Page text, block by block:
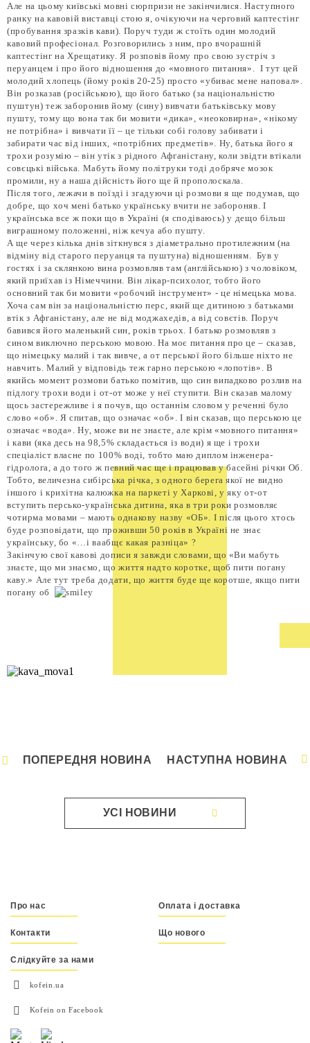
Але на цьому київські мовні сюрпризи не закінчилися. Наступного
ранку на кавовій виставці стою я, очікуючи на черговий каптестінг
(пробування зразків кави). Поруч туди ж стоїть один молодий
кавовий професіонал. Розговорились з ним, про вчорашній
каптестінг на Хрещатику. Я розповів йому про свою зустріч з
перуанцем і про його відношення до «мовного питання». І тут цей
молодий хлопець (йому років 20-25) просто «убиває мене наповал».
Він розказав (російською), що його батько (за національністю
пуштун) теж заборонив йому (сину) вивчати батьківську мову
пушту, тому що вона так би мовити «дика», «неоковирна», «нікому
не потрібна» і вивчати її – це тільки собі голову забивати і
забирати час від інших, «потрібних предметів». Ну, батька його я
трохи розумію – він утік з рідного Афганістану, коли звідти втікали
совєцькі війська. Мабуть йому політруки тоді добряче мозок
промили, ну а наша дійсність його ще й прополоскала.
Після того, лежачи в поїзді і згадуючи ці розмови я ще подумав, що
добре, що хоч мені батько українську вчити не забороняв. І
українська все ж поки що в Україні (я сподіваюсь) у дещо більш
виграшному положенні, ніж кечуа або пушту.
А ще через кілька днів зіткнувся з діаметрально протилежним (на
відміну від старого перуанця та пуштуна) відношенням. Був у
гостях і за склянкою вина розмовляв там (англійською) з чоловіком,
який приїхав із Німеччини. Він лікар-психолог, тобто його
основний так би мовити «робочий інструмент» - це німецька мова.
Хоча сам він за національністю перс, який ще дитиною з батьками
втік з Афганістану, але не від моджахедів, а від совєтів. Поруч
бавився його маленький син, років трьох. І батько розмовляв з
сином виключно перською мовою. На моє питання про це – сказав,
що німецьку малий і так вивче, а от перської його більше ніхто не
навчить. Малий у відповідь теж гарно перською «лопотів». В
якийсь момент розмови батько помітив, що син випадково розлив на
підлогу трохи води і от-от може у неї ступити. Він сказав малому
щось застережливе і я почув, що останнім словом у реченні було
слово «об». Я спитав, що означає «об». І він сказав, що перською це
означає «вода». Ну, може ви не знаєте, але крім «мовного питання»
і кави (яка десь на 98,5% складається із води) я ще і трохи
спеціаліст власне по 100% воді, тобто маю диплом інженера-
гідролога, а до того ж певний час ще і працював у басейні річки Об.
Тобто, величезна сибірська річка, з одного берега якої не видно
іншого і крихітна калюжка на паркеті у Харкові, у яку от-от
вступить персько-українська дитина, яка в три роки розмовляє
чотирма мовами – мають однакову назву «ОБ». І після цього хтось
буде розповідати, що проживши 50 років в Україні не знає
українську, бо «…і ваабщє какая разніца» ?
Закінчую свої кавові дописи я завжди словами, що «Ви мабуть
знаєте, що ми знаємо, що життя надто коротке, щоб пити погану
каву.» Але тут треба додати, що життя буде ще коротше, якщо пити
погану об
ПОПЕРЕДНЯ НОВИНА НАСТУПНА НОВИНА
УСІ НОВИНИ
Про нас Оплата і доставка
Контакти Що нового
Слідкуйте за нами
kofein.ua
Kofein on Facebook